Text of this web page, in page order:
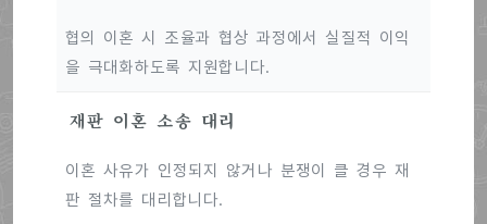
협의 이혼 시 조율과 협상 과정에서 실질적 이익
을 극대화하도록 지원합니다.
재판 이혼 소송 대리
이혼 사유가 인정되지 않거나 분쟁이 클 경우 재
판 절차를 대리합니다.